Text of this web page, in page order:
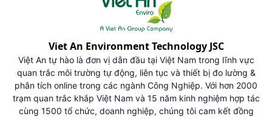
Viet An Environment Technology JSC
Việt An tự hào là đơn vị dẫn đầu tại Việt Nam trong lĩnh vực
quan trắc môi trường tự động, liên tục và thiết bị đo lường &
phân tích online trong các ngành Công Nghiệp. Với hơn 2000
trạm quan trắc khắp Việt Nam và 15 năm kinh nghiệm hợp tác
cùng 1500 tổ chức, doanh nghiệp, chúng tôi cam kết đồng